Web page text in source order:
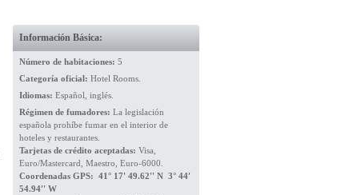
Información Básica:
Número de habitaciones: 5
Categoría oficial: Hotel Rooms.
Idiomas: Español, inglés.
Régimen de fumadores: La legislación
española prohíbe fumar en el interior de
hoteles y restaurantes.
Tarjetas de crédito aceptadas: Visa,
Euro/Mastercard, Maestro, Euro-6000.
Coordenadas GPS: 41° 17' 49.62'' N 3° 44'
54.94'' W